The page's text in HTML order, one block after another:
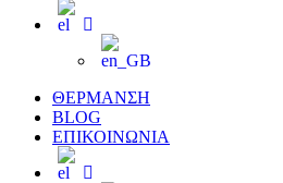
ΘΕΡΜΑΝΣΗ
BLOG
ΕΠΙΚΟΙΝΩΝΙΑ